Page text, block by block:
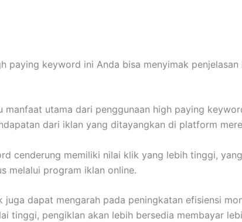
paying keyword ini Anda bisa menyimak
manfaat utama dari penggunaan high paying
dari iklan yang ditayangkan di platform
cenderung memiliki nilai klik yang lebih tinggi,
melalui program iklan online.
dapat mengarah pada peningkatan efisiensi
tinggi, pengiklan akan lebih bersedia membayar